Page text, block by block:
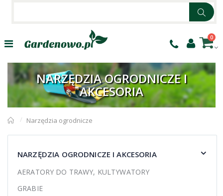
0
NARZĘDZIA OGRODNICZE I
AKCESORIA
Narzędzia ogrodnicze
NARZĘDZIA OGRODNICZE I AKCESORIA
AERATORY DO TRAWY, KULTYWATORY
GRABIE